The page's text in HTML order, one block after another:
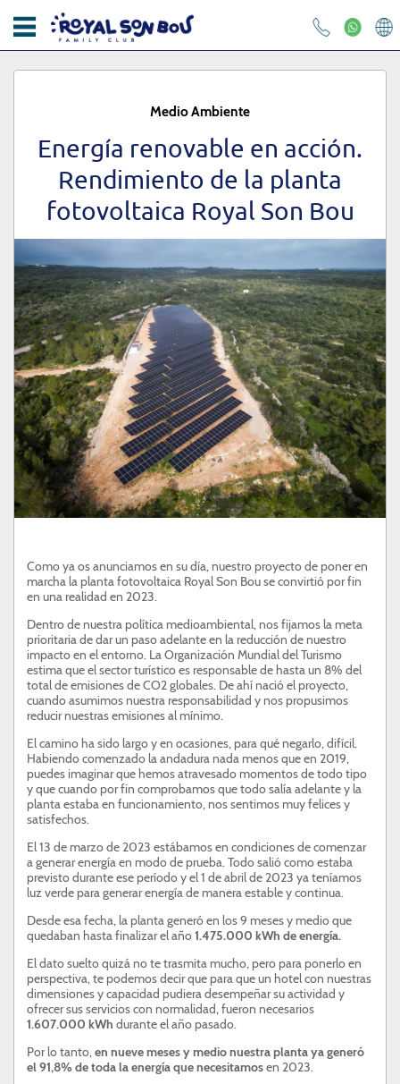
Correo electrónico
Contraseña
¿Has olvidado tu contraseña?
INICIAR SESIÓN
INICIO
ROYAL SON BOU
KIKOLAND
RESTAURANTES
CONTACTO
OFERTAS
BLOG
RESPONSABILIDAD SOCIAL
ATENCIÓN AL CLIENTE
SON BOU
PROFESIONALES
Medio Ambiente
Energía renovable en acción.
Rendimiento de la planta
fotovoltaica Royal Son Bou
Como ya os anunciamos en su día, nuestro proyecto de poner en
marcha la planta fotovoltaica Royal Son Bou se convirtió por fin
en una realidad en 2023.
Dentro de nuestra política medioambiental, nos fijamos la meta
prioritaria de dar un paso adelante en la reducción de nuestro
impacto en el entorno. La Organización Mundial del Turismo
estima que el sector turístico es responsable de hasta un 8% del
total de emisiones de CO2 globales. De ahí nació el proyecto,
cuando asumimos nuestra responsabilidad y nos propusimos
reducir nuestras emisiones al mínimo.
El camino ha sido largo y en ocasiones, para qué negarlo, difícil.
Habiendo comenzado la andadura nada menos que en 2019,
puedes imaginar que hemos atravesado momentos de todo tipo
y que cuando por fin comprobamos que todo salía adelante y la
planta estaba en funcionamiento, nos sentimos muy felices y
satisfechos.
El 13 de marzo de 2023 estábamos en condiciones de comenzar
a generar energía en modo de prueba. Todo salió como estaba
previsto durante ese período y el 1 de abril de 2023 ya teníamos
luz verde para generar energía de manera estable y continua.
Desde esa fecha, la planta generó en los 9 meses y medio que
quedaban hasta finalizar el año1.475.000 kWh de energía.
El dato suelto quizá no te trasmita mucho, pero para ponerlo en
perspectiva, te podemos decir que para que un hotel con nuestras
dimensiones y capacidad pudiera desempeñar su actividad y
ofrecer sus servicios con normalidad, fueron necesarios
1.607.000 kWh durante el año pasado.
Por lo tanto,en nueve meses y medio nuestra planta ya generó
el 91,8% de toda la energía que necesitamosen 2023.